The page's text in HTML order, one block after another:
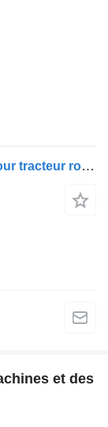
Unité de commande Paccar 2315573 pour tracteur routier DAF XF 106 G2 / XG
et des